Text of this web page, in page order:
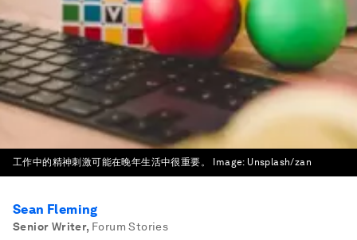
工作中的精神刺激可能在晚年生活中很重要。 Image: Unsplash/zan
Sean Fleming
Senior Writer, Forum Stories